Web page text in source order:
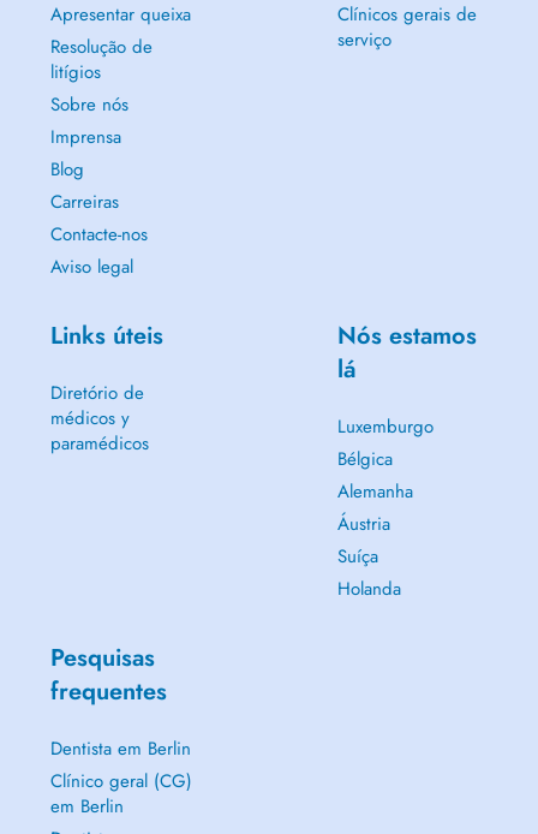
Apresentar queixa
Resolução de
litígios
Sobre nós
Imprensa
Blog
Carreiras
Contacte-nos
Aviso legal
Clínicos gerais de
serviço
Links úteis
Diretório de
médicos y
paramédicos
Nós estamos
lá
Luxemburgo
Bélgica
Alemanha
Áustria
Suíça
Holanda
Pesquisas
frequentes
Dentista em Berlin
Clínico geral (CG)
em Berlin